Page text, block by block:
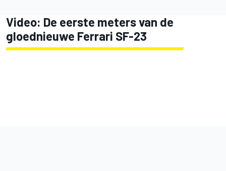
Video: De eerste meters van de
gloednieuwe Ferrari SF-23